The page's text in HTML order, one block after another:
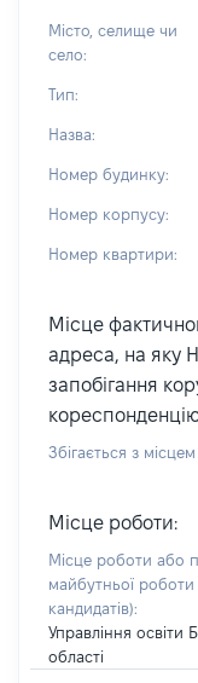
Місто, селище чи
село:
Тип:
Назва:
Номер будинку:
Номер корпусу:
Номер квартири:
Місце
адреса, на яку
запобігання
Збігається з місцем
Місце роботи:
Місце роботи або
майбутньої
кандидатів):
Управління освіти
області